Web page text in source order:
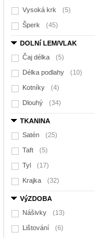
Vysoká krk
(5)
Šperk (45)
DOLNí LEM/VLAK
Čaj délka
(5)
Délka podlahy (10)
Kotníky (4)
Dlouhý (34)
TKANINA
Satén
(25)
Taft (5)
Tyl (17)
Krajka (32)
VýZDOBA
Nášivky
(13)
Lištování (6)